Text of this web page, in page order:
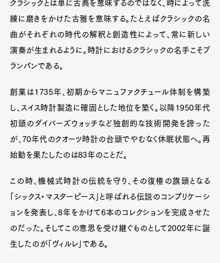
Art&Design WatchFashion
GourmetCars
Pen Membership
Magazine
Official Columnist
About
Contact
Pen Meet
クラシックとは単に古典を意味するのではなく、時によって洗
練に磨きをかけた古雅を意味する。たとえばクラシックの名
曲がそれぞれの時代の解釈と創造性によって、常に新しい
演奏が生まれるように。時計におけるクラシックの名手こそブ
ランパンである。
創業は1735年、初期からマニュファクチュール体制を構築
し、スイス時計製造に確固とした地位を築く。以降1950年代
初頭のダイバーズウォッチなど独創的な技術開発を誇った
が、70年代のクオーツ時計の台頭でやむなく休眠状態へ。再
始動を果たしたのは83年のことだ。
この時、機械式時計の伝統を守り、その復権の旗頭となる
「シックス・マスターピース」と呼ばれる伝説のコンプリケーシ
ョンを発表し、8年をかけて6本のコレクションを完成させた
のだった。そしてこの意思を受け継ぐものとして2002年に誕
生したのが「ヴィルレ」である。